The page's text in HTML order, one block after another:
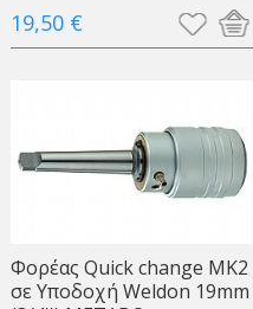
19,50 €
Φορέας Quick change ΜΚ2
σε Υποδοχή Weldon 19mm